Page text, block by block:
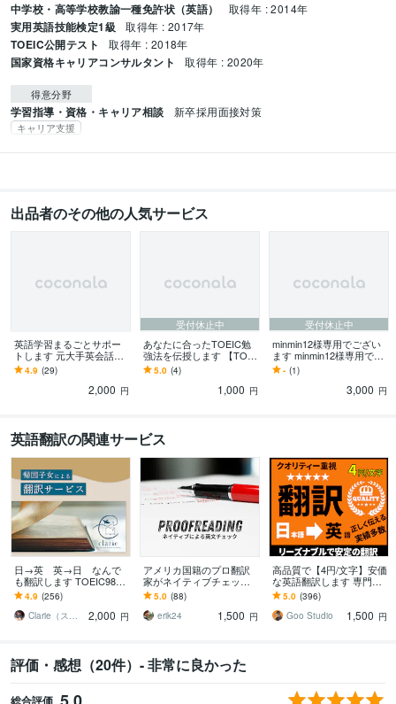
中学校・高等学校教諭一種免許状（英語） 取得年 : 2014年
実用英語技能検定1級 取得年 : 2017年
TOEIC公開テスト 取得年 : 2018年
国家資格キャリアコンサルタント 取得年 : 2020年
得意分野
学習指導・資格・キャリア相談 新卒採用面接対策
キャリア支援
出品者のその他の人気サービス
英語学習まるごとサポー
トします 元大手英会話学
校人気英会話講師による
マンツーマンサポート！
4.9 (29)
2,000 円
受付休止中
あなたに合ったTOEIC勉
強法を伝授します 【TOEI
C】何からしたら良いか分
からないあなたへ
5.0 (4)
1,000 円
受付休止中
minmin12様専用でござい
ます minmin12様専用でご
ざいます。
- (1)
3,000 円
英語翻訳の関連サービス
日→英 英→日 なんで
も翻訳します TOEIC985
点、英検1級の帰国子女が
訳します
4.9 (256)
Clarie（スピード翻訳・校正と選書）
2,000 円
アメリカ国籍のプロ翻訳
家がネイティブチェック
します 海外の方に本当に
伝わる自然な英文に仕上
げさせていただきます。
5.0 (88)
erik24
1,500 円
高品質で【4円/文字】安価
な英語翻訳します 専門
書、論文やレポートも安
定の日英翻訳 (AI翻訳無
し)
5.0 (396)
Goo Studio
1,500 円
評価・感想（20件）- 非常に良かった
総合評価